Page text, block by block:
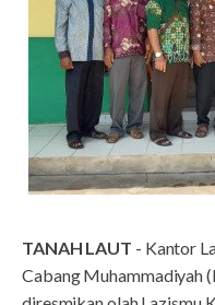
TANAH LAUT - Kantor
Cabang Muhammadiyah